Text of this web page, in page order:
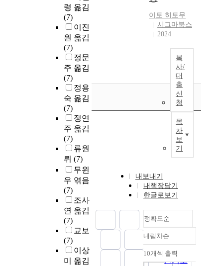
령 옮김
(7)
이진
원 옮김
(7)
정문
주 옮김
(7)
정용
숙 옮김
(7)
정연
주 옮김
(7)
류원
뤼 (7)
무윈
우 엮음
(7)
조사
연 옮김
(7)
교보
(7)
이상
미 옮김
이토 히토무
시그마북스
2024
복
사/
대
출
신
청
목
차
보
기
내보내기
내책장담기
한글로보기
정확도순
정확도
순
인기도
내림차순
내림차순
10개씩 출력